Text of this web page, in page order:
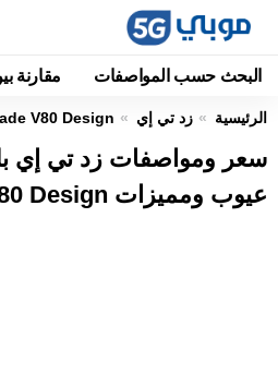
البحث حسب المواصفات مقارنة
الرئيسية زد تي إي V80 Design
عيوب ومميزات ZTE Blade V80 Design